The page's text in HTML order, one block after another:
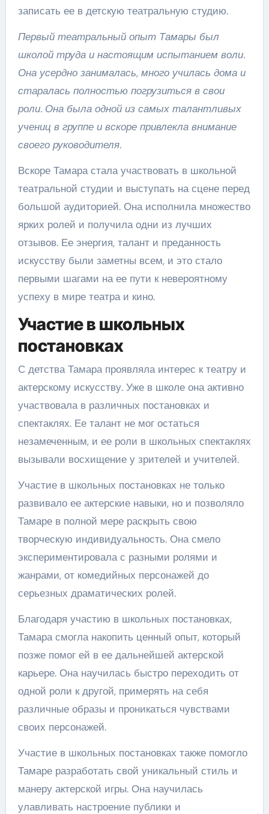
записать ее в детскую театральную студию.
Первый театральный опыт Тамары был
школой труда и настоящим испытанием воли.
Она усердно занималась, много училась дома и
старалась полностью погрузиться в свои
роли. Она была одной из самых талантливых
учениц в группе и вскоре привлекла внимание
своего руководителя.
Вскоре Тамара стала участвовать в школьной
театральной студии и выступать на сцене перед
большой аудиторией. Она исполнила множество
ярких ролей и получила одни из лучших
отзывов. Ее энергия, талант и преданность
искусству были заметны всем, и это стало
первыми шагами на ее пути к невероятному
успеху в мире театра и кино.
Участие в школьных
постановках
С детства Тамара проявляла интерес к театру и
актерскому искусству. Уже в школе она активно
участвовала в различных постановках и
спектаклях. Ее талант не мог остаться
незамеченным, и ее роли в школьных спектаклях
вызывали восхищение у зрителей и учителей.
Участие в школьных постановках не только
развивало ее актерские навыки, но и позволяло
Тамаре в полной мере раскрыть свою
творческую индивидуальность. Она смело
экспериментировала с разными ролями и
жанрами, от комедийных персонажей до
серьезных драматических ролей.
Благодаря участию в школьных постановках,
Тамара смогла накопить ценный опыт, который
позже помог ей в ее дальнейшей актерской
карьере. Она научилась быстро переходить от
одной роли к другой, примерять на себя
различные образы и проникаться чувствами
своих персонажей.
Участие в школьных постановках также помогло
Тамаре разработать свой уникальный стиль и
манеру актерской игры. Она научилась
улавливать настроение публики и